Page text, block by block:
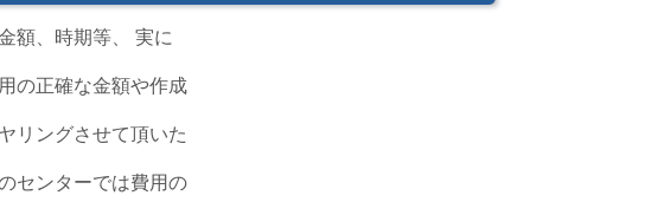
額、時期等、 実に
の正確な金額や作成
リングさせて頂いた
センターでは費用の